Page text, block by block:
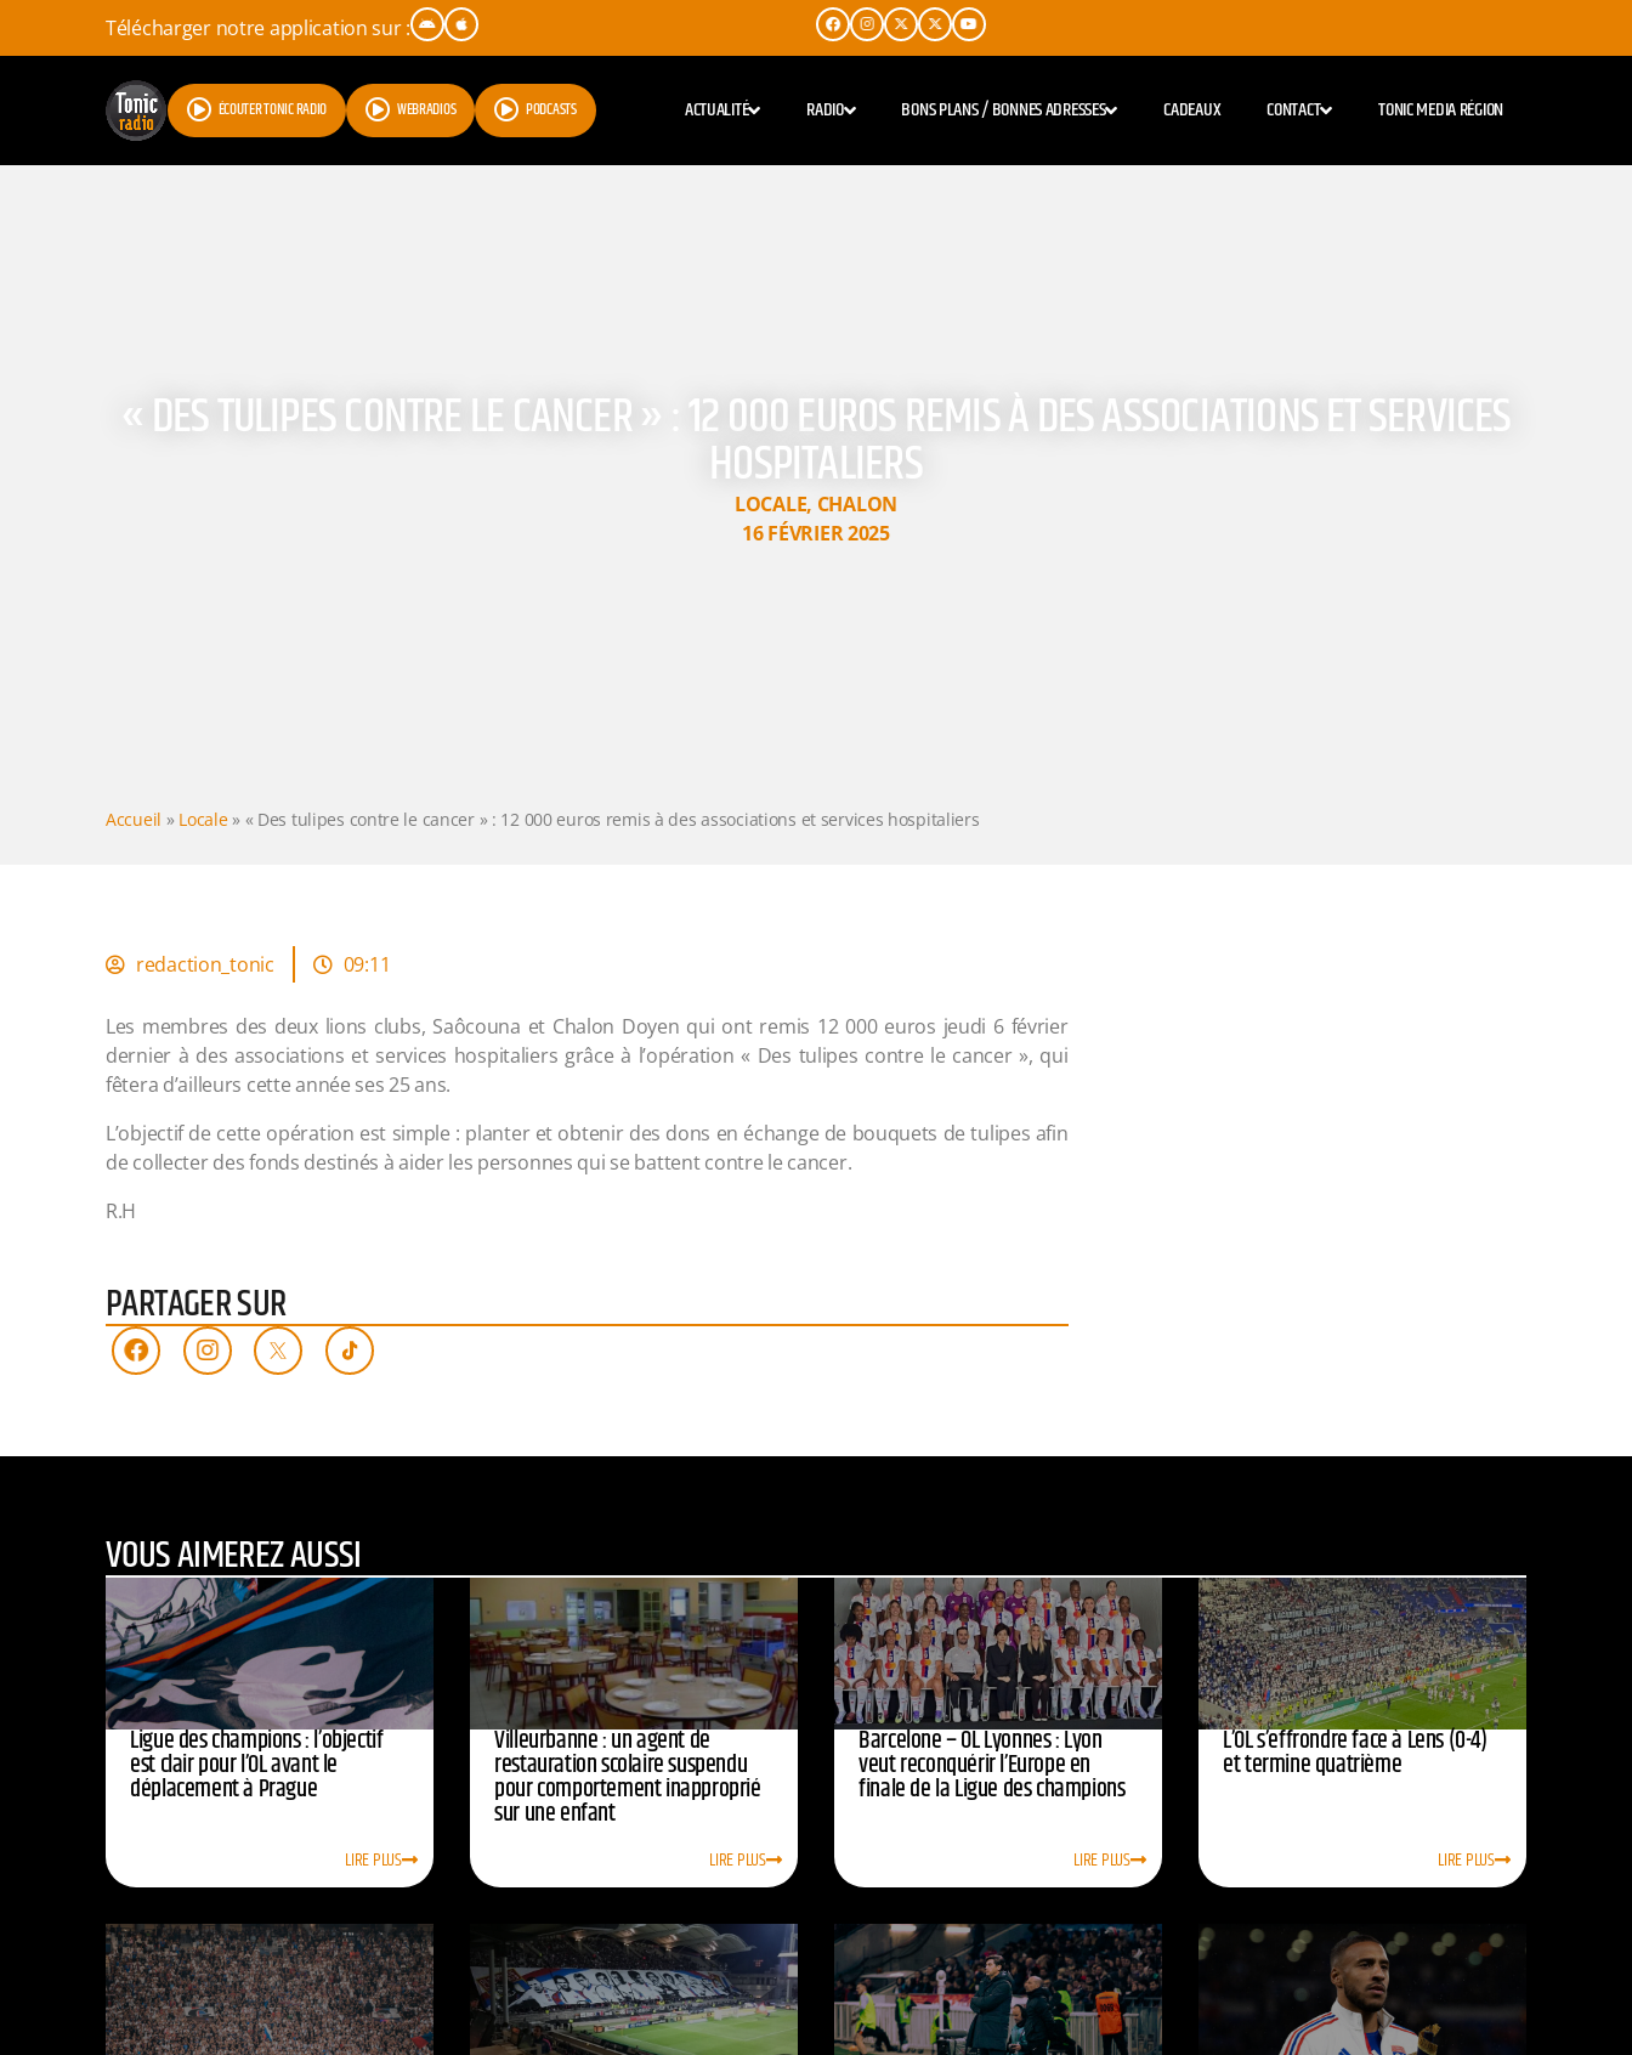
Télécharger notre application sur :
ÉCOUTER TONIC RADIO WEBRADIOS PODCASTS ACTUALITÉ RADIO BONS PLANS / BONNES ADRESSES CADEAUX CONTACT TONIC MEDIA RÉGION
« DES TULIPES CONTRE LE CANCER » : 12 000 EUROS REMIS À DES ASSOCIATIONS ET SERVICES
HOSPITALIERS
LOCALE, CHALON
16 FÉVRIER 2025
Accueil » Locale» « Des tulipes contre le cancer » : 12 000 euros remis à des associations et services hospitaliers
redaction_tonic 09:11
Les membres des deux lions clubs, Saôcouna et Chalon Doyen qui ont remis 12 000 euros jeudi 6 février
dernier à des associations et services hospitaliers grâce à l’opération « Des tulipes contre le cancer », qui
fêtera d’ailleurs cette année ses 25 ans.
L’objectif de cette opération est simple : planter et obtenir des dons en échange de bouquets de tulipes afin
de collecter des fonds destinés à aider les personnes qui se battent contre le cancer.
R.H
PARTAGER SUR
VOUS AIMEREZ AUSSI
Ligue des champions : l’objectif
est clair pour l’OL avant le
déplacement à Prague
LIRE PLUS
Villeurbanne : un agent de
restauration scolaire suspendu
pour comportement inapproprié
sur une enfant
LIRE PLUS
Barcelone – OL Lyonnes : Lyon
veut reconquérir l’Europe en
finale de la Ligue des champions
LIRE PLUS
L’OL s’effrondre face à Lens (0-4)
et termine quatrième
LIRE PLUS